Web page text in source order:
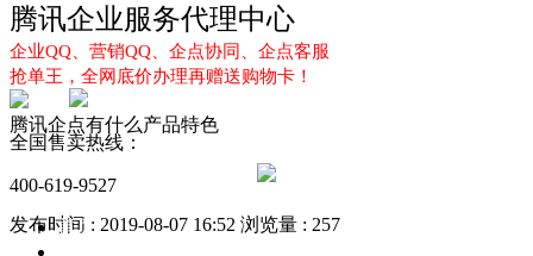
腾讯企业服务代理中心
企业QQ、营销QQ、企点协同、企点客服
抢单王，全网底价办理再赠送购物卡！
全国售卖热线：
400-619-9527
首页
腾讯企点有什么产品特色
发布时间 : 2019-08-07 16:52 浏览量 : 257